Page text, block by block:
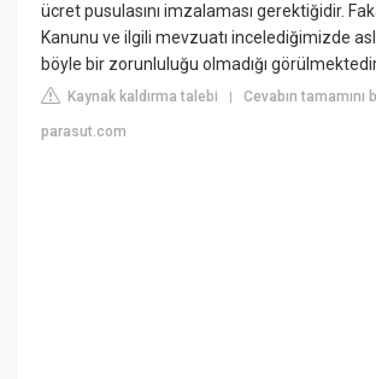
ücret pusulasını imzalaması gerektiğidir.
Kanunu ve ilgili mevzuatı incelediğimizde
böyle bir zorunluluğu olmadığı
Kaynak kaldırma talebi |Cevabın tamamını
parasut.com